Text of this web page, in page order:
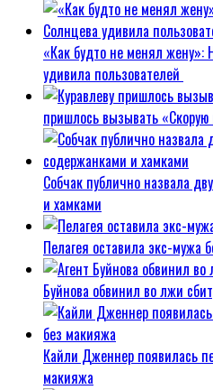
«Как будто не менял жену»:
удивила пользователей
пришлось вызывать
Собчак публично назвала
и хамками
Пелагея оставила экс-мужа
Буйнова обвинил во лжи
Кайли Дженнер появилась
макияжа